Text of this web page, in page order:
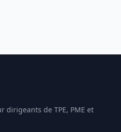
dirigeants de TPE, PME et